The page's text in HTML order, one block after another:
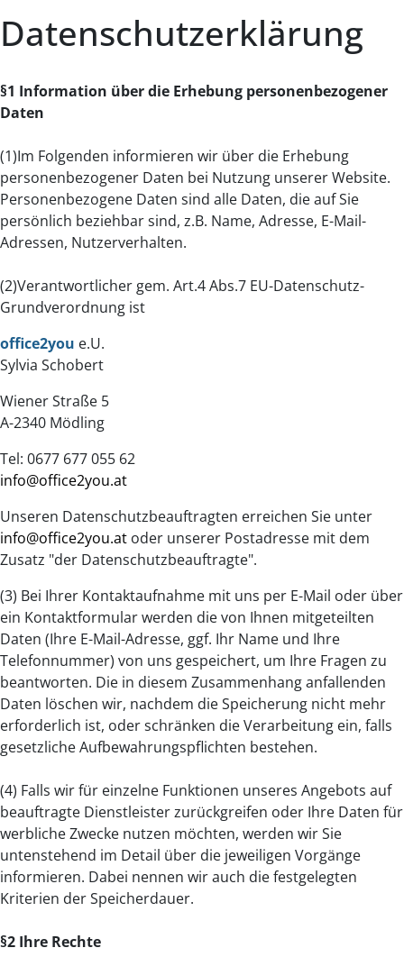
Datenschutzerklärung
§1 Information über die Erhebung personenbezogener
Daten
(1)Im Folgenden informieren wir über die Erhebung
personenbezogener Daten bei Nutzung unserer Website.
Personenbezogene Daten sind alle Daten, die auf Sie
persönlich beziehbar sind, z.B. Name, Adresse, E-Mail-
Adressen, Nutzerverhalten.
(2)Verantwortlicher gem. Art.4 Abs.7 EU-Datenschutz-
Grundverordnung ist
office2you e.U.
Sylvia Schobert
Wiener Straße 5
A-2340 Mödling
Tel: 0677 677 055 62
info@office2you.at
Unseren Datenschutzbeauftragten erreichen Sie unter
info@office2you.at oder unserer Postadresse mit dem
Zusatz "der Datenschutzbeauftragte".
(3) Bei Ihrer Kontaktaufnahme mit uns per E-Mail oder über
ein Kontaktformular werden die von Ihnen mitgeteilten
Daten (Ihre E-Mail-Adresse, ggf. Ihr Name und Ihre
Telefonnummer) von uns gespeichert, um Ihre Fragen zu
beantworten. Die in diesem Zusammenhang anfallenden
Daten löschen wir, nachdem die Speicherung nicht mehr
erforderlich ist, oder schränken die Verarbeitung ein, falls
gesetzliche Aufbewahrungspflichten bestehen.
(4) Falls wir für einzelne Funktionen unseres Angebots auf
beauftragte Dienstleister zurückgreifen oder Ihre Daten für
werbliche Zwecke nutzen möchten, werden wir Sie
untenstehend im Detail über die jeweiligen Vorgänge
informieren. Dabei nennen wir auch die festgelegten
Kriterien der Speicherdauer.
§2 Ihre Rechte